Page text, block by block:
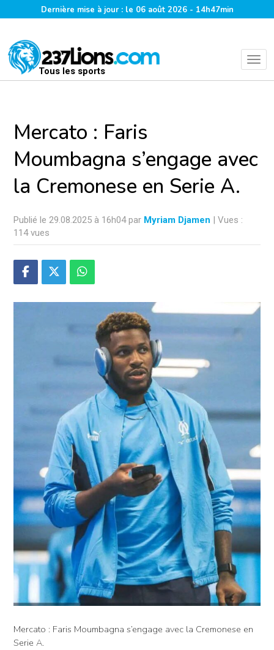
Dernière mise à jour : le 06 août 2026 - 14h47min
Tous les sports
Mercato : Faris
Moumbagna s’engage avec
la Cremonese en Serie A.
Publié le 29.08.2025 à 16h04 par Myriam Djamen | Vues :
114 vues
Mercato : Faris Moumbagna s’engage avec la Cremonese en
Serie A.